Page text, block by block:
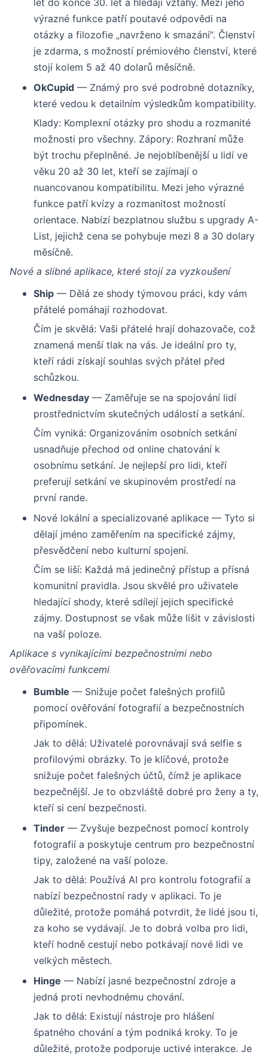
let do konce 30. let a hledají vztahy. Mezi jeho
výrazné funkce patří poutavé odpovědi na
otázky a filozofie „navrženo k smazání“. Členství
je zdarma, s možností prémiového členství, které
stojí kolem 5 až 40 dolarů měsíčně.
OkCupid — Známý pro své podrobné dotazníky,
které vedou k detailním výsledkům kompatibility.
Klady: Komplexní otázky pro shodu a rozmanité
možnosti pro všechny. Zápory: Rozhraní může
být trochu přeplněné. Je nejoblíbenější u lidí ve
věku 20 až 30 let, kteří se zajímají o
nuancovanou kompatibilitu. Mezi jeho výrazné
funkce patří kvízy a rozmanitost možností
orientace. Nabízí bezplatnou službu s upgrady A-
List, jejichž cena se pohybuje mezi 8 a 30 dolary
měsíčně.
Nové a slibné aplikace, které stojí za vyzkoušení
Ship — Dělá ze shody týmovou práci, kdy vám
přátelé pomáhají rozhodovat.
Čím je skvělá: Vaši přátelé hrají dohazovače, což
znamená menší tlak na vás. Je ideální pro ty,
kteří rádi získají souhlas svých přátel před
schůzkou.
Wednesday — Zaměřuje se na spojování lidí
prostřednictvím skutečných událostí a setkání.
Čím vyniká: Organizováním osobních setkání
usnadňuje přechod od online chatování k
osobnímu setkání. Je nejlepší pro lidi, kteří
preferují setkání ve skupinovém prostředí na
první rande.
Nové lokální a specializované aplikace — Tyto si
dělají jméno zaměřením na specifické zájmy,
přesvědčení nebo kulturní spojení.
Čím se liší: Každá má jedinečný přístup a přísná
komunitní pravidla. Jsou skvělé pro uživatele
hledající shody, které sdílejí jejich specifické
zájmy. Dostupnost se však může lišit v závislosti
na vaší poloze.
Aplikace s vynikajícími bezpečnostními nebo
ověřovacími funkcemi
Bumble — Snižuje počet falešných profilů
pomocí ověřování fotografií a bezpečnostních
připomínek.
Jak to dělá: Uživatelé porovnávají svá selfie s
profilovými obrázky. To je klíčové, protože
snižuje počet falešných účtů, čímž je aplikace
bezpečnější. Je to obzvláště dobré pro ženy a ty,
kteří si cení bezpečnosti.
Tinder — Zvyšuje bezpečnost pomocí kontroly
fotografií a poskytuje centrum pro bezpečnostní
tipy, založené na vaší poloze.
Jak to dělá: Používá AI pro kontrolu fotografií a
nabízí bezpečnostní rady v aplikaci. To je
důležité, protože pomáhá potvrdit, že lidé jsou ti,
za koho se vydávají. Je to dobrá volba pro lidi,
kteří hodně cestují nebo potkávají nové lidi ve
velkých městech.
Hinge — Nabízí jasné bezpečnostní zdroje a
jedná proti nevhodnému chování.
Jak to dělá: Existují nástroje pro hlášení
špatného chování a tým podniká kroky. To je
důležité, protože podporuje uctivé interakce. Je